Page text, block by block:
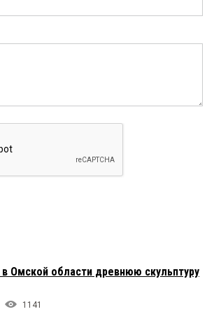
Омской области древнюю скульптуру
1141